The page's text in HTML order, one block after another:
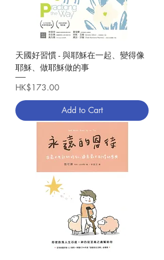
天國好習慣 - 與耶穌在一起、變得像
耶穌、做耶穌做的事
Price
HK$173.00
Add to Cart